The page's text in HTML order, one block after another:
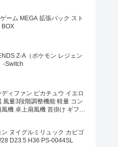
ーム MEGA 拡張パック スト
BOX
Z-A（ポケモン レジェン
-Switch
ィファン ピカチュウ イエロ
風量3段階調整機能 軽量 コン
機 卓上扇風機 首掛け ギフト
USB充電 Type-C対応
ヌイグルミリュック カビゴ
D23.5 H36 PS-0044SL